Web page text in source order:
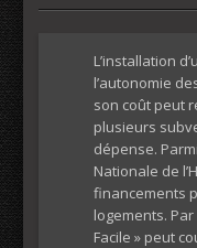
L’installation
l’autonomie
son coût peut
plusieurs
dépense.
Nationale de
financements
logements.
Facile » peut